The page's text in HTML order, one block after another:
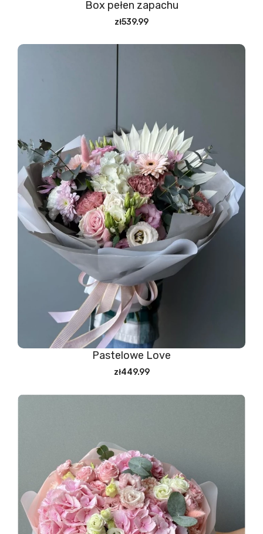
Box pełen zapachu
zł539.99
Pastelowe Love
zł449.99